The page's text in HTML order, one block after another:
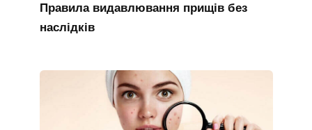
Правила видавлювання прищів без
наслідків